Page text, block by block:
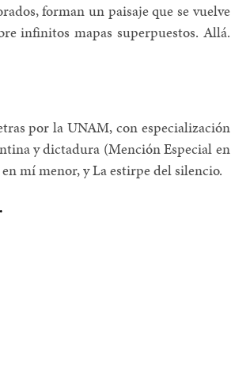
forman un paisaje que se vuelve
infinitos mapas superpuestos. Allá.
por la UNAM, con especialización
y dictadura (Mención Especial en
mí menor, y La estirpe del silencio.